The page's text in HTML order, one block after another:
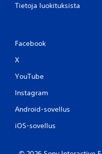
Tietoja luokituksista
Facebook
X
YouTube
Instagram
Android-sovellus
iOS-sovellus